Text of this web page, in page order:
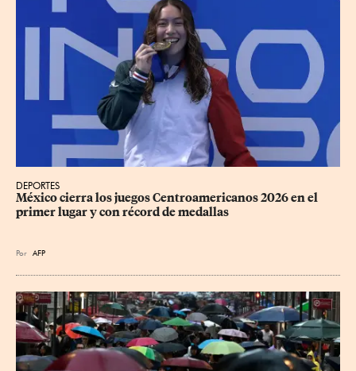
DEPORTES
México cierra los juegos Centroamericanos 2026 en el
primer lugar y con récord de medallas
Por AFP